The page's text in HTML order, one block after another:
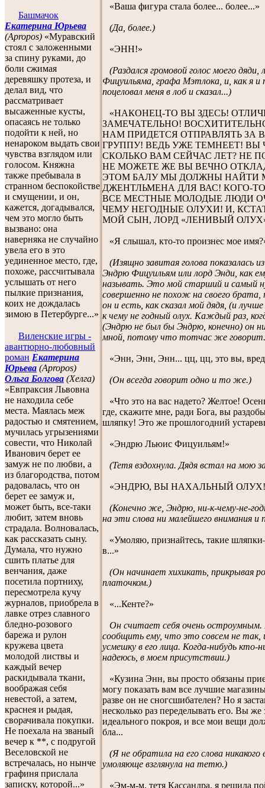
Башмачок
Екатерина Юрьева
(Apropos) «Муравский
стоял с заложенными
за спину руками, до
боли сжимая
деревяшку протеза, и
делал вид, что
рассматривает
высаженные кусты,
опасаясь не только
подойти к ней, но
ненароком выдать свои
чувства взглядом или
голосом. Княжна
также пребывала в
странном беспокойстве
и смущении, и он,
кажется, догадывался,
чем это могло быть
вызвано: она
наверняка не случайно
увела его в это
уединенное место, где,
похоже, рассчитывала
услышать от него
пылкие признания,
коих не дождалась
зимою в Петербурге...»
Виленские игры -
авантюрно-любовный
роман Екатерина
Юрьева (Apropos)
Ольга Болгова (Хелга)
«Евпраксия Львовна
не находила себе
места. Маялась меж
радостью и смятением,
мучилась угрызениями
совести, что Николай
Иванович берет ее
замуж не по любви, а
из благородства, потом
радовалась, что он
берет ее замуж и,
может быть, все-таки
любит, затем вновь
страдала. Волновалась,
как рассказать сыну.
Думала, что нужно
сшить платье для
венчания, даже
посетила портниху,
пересмотрела кучу
журналов, приобрела в
лавке отрез славного
бледно-розового
барежа и рулон
кружева цвета
молодой листвы и
каждый вечер
раскидывала ткани,
воображая себя
невестой, а затем,
краснея и рыдая,
сворачивала покупки.
Не поехала на званый
вечер к **, с подругой
Веселовской не
встречалась, но нынче
графиня прислала
записку, которой...»
«Ваша фигура стала более... более...»
(Да, более.)
«ЭНН!»
(Раздался громовой голос моего
Фицуильяма, графа Мэтлока, и, как я
поцеловал меня в лоб и сказал...)
«НАКОНЕЦ-ТО ВЫ ЗДЕСЬ!
ЗАМЕЧАТЕЛЬНО!
НАМ ПРИДЕТСЯ ОТПРАВЛЯТЬ
ГРУППУ! ВЕДЬ УЖЕ ТЕМНЕЕТ! ВЫ
СКОЛЬКО ВАМ СЕЙЧАС ЛЕТ? НЕ
НЕ МОЖЕТЕ ЖЕ ВЫ ВЕЧНО
ЭТОМ БАЛУ МЫ ДОЛЖНЫ НАЙТИ
ДЖЕНТЛЬМЕНА ДЛЯ ВАС! КОГО-
ВСЕ МЕСТНЫЕ МОЛОДЫЕ ЛЮДИ
ЧЕМУ НЕГОДНЫЕ ОЛУХИ! И,
МОЙ СЫН, ЛОРД «ЛЕНИВЫЙ
«Я слышал, кто-то произнес мое
(Изящно завитая голова показалась
Эндрю Фицуильям или лорд Энди, как
называть. Это мой старший и самый
совершенно не похож на своего брата,
он и есть, как сказал мой дядя, (и
к чему не годный олух. Каждый раз,
(Эндрю не был бы Эндрю, конечно) он
мной, потому что тотчас же
«Энн, Энн, Энн... цц, цц, это вы,
(Он всегда говорит одно и то же.)
«Что это на вас надето? Желтое!
где, скажите мне, ради Бога, вы
шляпку! Это же прошлогодний
«Эндрю Льюис Фицуильям!»
(Тетя вздохнула. Дядя встал на мою
«ЭНДРЮ, ВЫ НАХАЛЬНЫЙ
(Конечно же, Эндрю, ни-к-чему-не-
на эти слова ни малейшего внимания и
«Умоляю, признайтесь, такие
в...»
(Он начинает хихикать, прикрывая
платочком.)
«...Кенте?»
Он считает себя очень остроумным.
сообщить ему, что это совсем не так,
усмешку в его лица. Когда-нибудь кто-
надеюсь, в моем присутствии.)
«Кузина Энн, вы просто обязаны
могу показать вам все лучшие
разве он не сногсшибателен? Но я
несколько раз переделывать его. Вы же
идеального покроя, и все мои вещи
бла...
(Я не обратила на его слова
умоляюще взглянула на тетю.)
«Эм-м-м, тетя Кассандра, я решила